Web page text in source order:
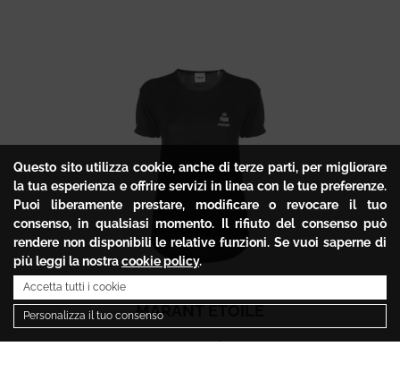
MARANT ETOILE
131.15€
Questo sito utilizza cookie, anche di terze parti, per migliorare
la tua esperienza e offrire servizi in linea con le tue preferenze.
Puoi liberamente prestare, modificare o revocare il tuo
consenso, in qualsiasi momento. Il rifiuto del consenso può
rendere non disponibili le relative funzioni. Se vuoi saperne di
più leggi la nostracookie policy.
Accetta tutti i cookie
Personalizza il tuo consenso